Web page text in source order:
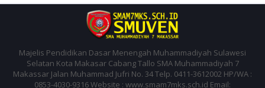
Majelis Pendidikan Dasar Menengah Muhammadiyah Sulawesi
Selatan Kota Makasar Cabang Tallo SMA Muhammadiyah 7
Makassar Jalan Muhammad Jufri No. 34 Telp. 0411-3612002 HP/WA :
0853-4030-9316 Website : www.smam7mks.sch.id Email: